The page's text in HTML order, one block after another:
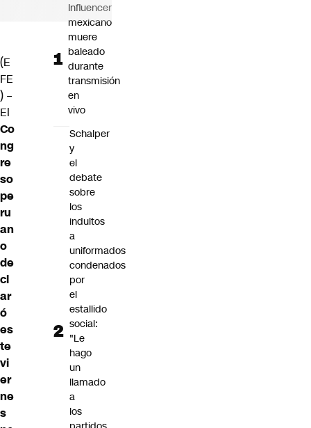
(E
FE
) –
El
Co
ng
re
so
pe
ru
an
o
de
cl
ar
ó
es
te
vi
er
ne
s
Influencer
mexicano
muere
baleado
durante
transmisión
en
vivo
Schalper
y
el
debate
sobre
los
indultos
a
uniformados
condenados
por
el
estallido
social:
"Le
hago
un
llamado
a
los